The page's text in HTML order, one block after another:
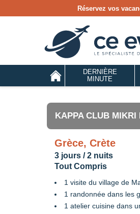
Réservez vos
DERNIÈRE
MINUTE
KAPPA CLUB
Grèce, Crète
3 jours / 2 nuits
Tout Compris
1 visite du village de
1 randonnée dans les
1 atelier cuisine dans